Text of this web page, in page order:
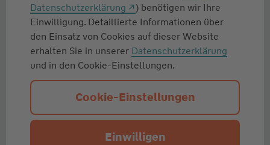
Datenschutzerklärung
) benötigen wir Ihre
Einwilligung. Detaillierte Informationen über
den Einsatz von Cookies auf dieser Website
erhalten Sie in unserer Datenschutzerklärung
und in den Cookie-Einstellungen.
Cookie-Einstellungen
Einwilligen